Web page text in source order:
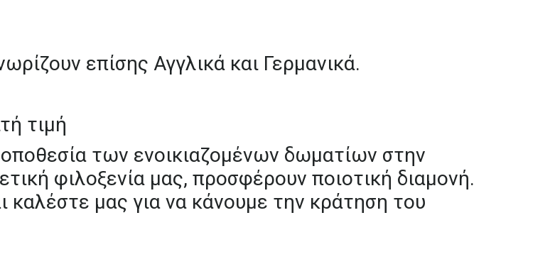
επίσης Αγγλικά και Γερμανικά.
τιμή
των ενοικιαζομένων δωματίων στην
φιλοξενία μας, προσφέρουν ποιοτική διαμονή.
καλέστε μας για να κάνουμε την κράτηση του